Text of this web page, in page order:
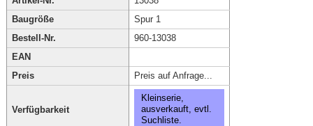
Baugröße
Spur 1
Bestell-Nr.
960-13038
EAN
Preis
Preis auf Anfrage...
Verfügbarkeit
Kleinserie,
ausverkauft, evtl.
Suchliste.